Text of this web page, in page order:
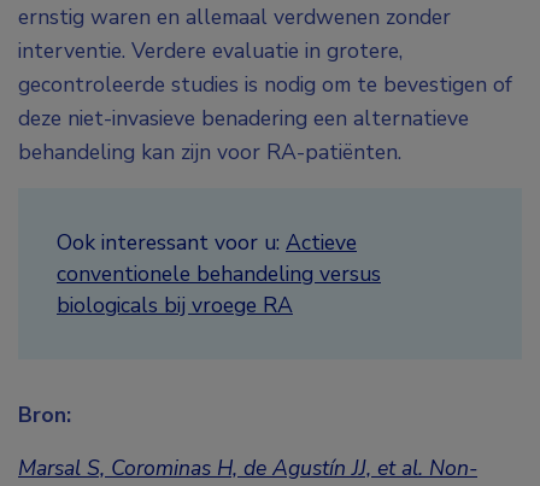
ernstig waren en allemaal verdwenen zonder
interventie. Verdere evaluatie in grotere,
gecontroleerde studies is nodig om te bevestigen of
deze niet-invasieve benadering een alternatieve
behandeling kan zijn voor RA-patiënten.
Ook interessant voor u: Actieve
conventionele behandeling versus
biologicals bij vroege RA
Bron:
Marsal S, Corominas H, de Agustín JJ, et al. Non-